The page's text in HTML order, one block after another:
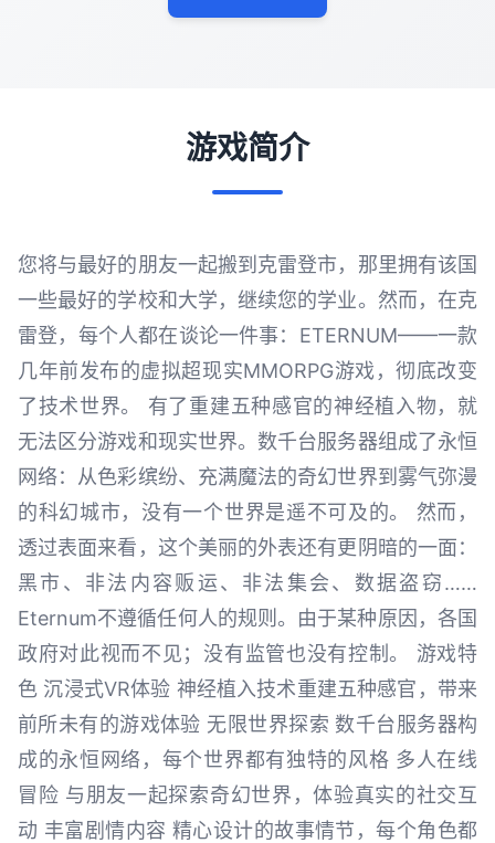
游戏简介
您将与最好的朋友一起搬到克雷登市，那里拥有该国
一些最好的学校和大学，继续您的学业。然而，在克
雷登，每个人都在谈论一件事：ETERNUM——一款
几年前发布的虚拟超现实MMORPG游戏，彻底改变
了技术世界。 有了重建五种感官的神经植入物，就
无法区分游戏和现实世界。数千台服务器组成了永恒
网络：从色彩缤纷、充满魔法的奇幻世界到雾气弥漫
的科幻城市，没有一个世界是遥不可及的。 然而，
透过表面来看，这个美丽的外表还有更阴暗的一面：
黑市、非法内容贩运、非法集会、数据盗窃……
Eternum不遵循任何人的规则。由于某种原因，各国
政府对此视而不见；没有监管也没有控制。 游戏特
色 沉浸式VR体验 神经植入技术重建五种感官，带来
前所未有的游戏体验 无限世界探索 数千台服务器构
成的永恒网络，每个世界都有独特的风格 多人在线
冒险 与朋友一起探索奇幻世界，体验真实的社交互
动 丰富剧情内容 精心设计的故事情节，每个角色都